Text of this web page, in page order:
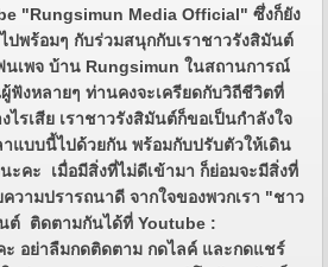
"Rungsimun Media Official" ซึ่งก็ยัง
ปพร้อมๆ กับร่วมสนุกกับเราชาวรังสิมันต์
นเพจ บ้าน Rungsimun ในสถานการณ์
ฟังหลายๆ ท่านคงจะเครียดกับวิถีชีวิตที่
ไรเสีย เราชาวรังสิมันต์ก็ขอเป็นกำลังใจ
แบบนี้ไปด้วยกัน พร้อมกับปรับตัวให้เดิน
ะคะ เมื่อมีสิ่งที่ไม่ดีเข้ามา ก็ย่อมจะมีสิ่งที่
วามปรารถนาดี จากใจของพวกเรา "ชาว
ต์ ติดตามกันได้ที่ Youtube :
อย่าลืมกดติดตาม กดไลค์ และกดแชร์